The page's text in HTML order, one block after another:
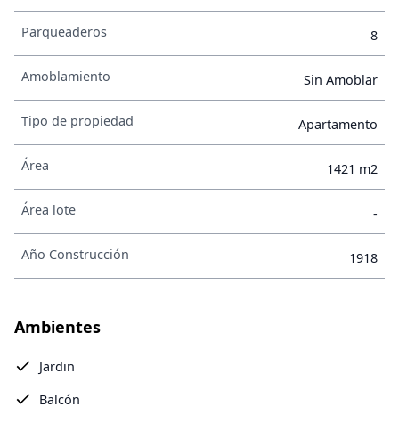
Parqueaderos 8
Amoblamiento Sin Amoblar
Tipo de propiedad Apartamento
Área 1421 m2
Área lote -
Año Construcción 1918
Ambientes
Jardin
Balcón